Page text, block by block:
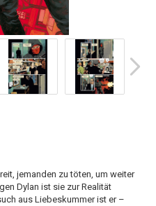
jemanden zu töten, um weiter
Dylan ist sie zur Realität
aus Liebeskummer ist er –